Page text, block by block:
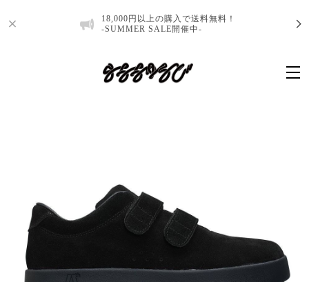
18,000円以上の購入で送料無料！
-SUMMER SALE開催中-